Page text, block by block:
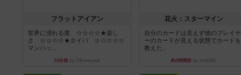
フラットアイアン
世界に浸れる度 ☆☆☆☆★楽し
さ ☆☆☆☆★タイパ ☆☆☆☆☆
マンハッ...
10分前 by DKnewyork
花火：スターマイン
自分のカードは見えず他のプレイヤ
ーのカードが見える状態でカードを
教えた...
約2時間前 by mob567